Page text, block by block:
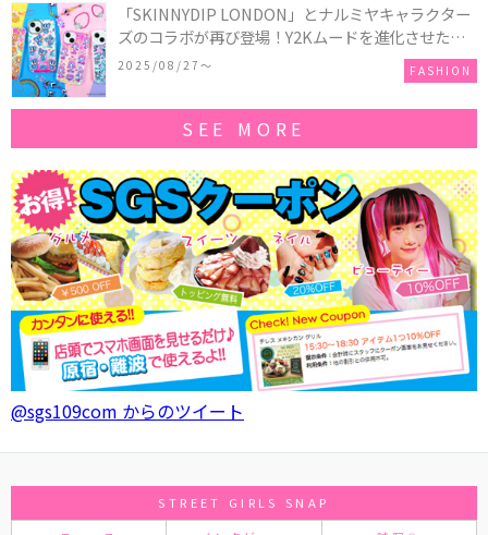
「SKINNYDIP LONDON」とナルミヤキャラクター
ズのコラボが再び登場！Y2Kムードを進化させた新
作コレクションを発売♪
2025/08/27〜 FASHION
SEE MORE
@sgs109com からのツイート
STREET GIRLS SNAP